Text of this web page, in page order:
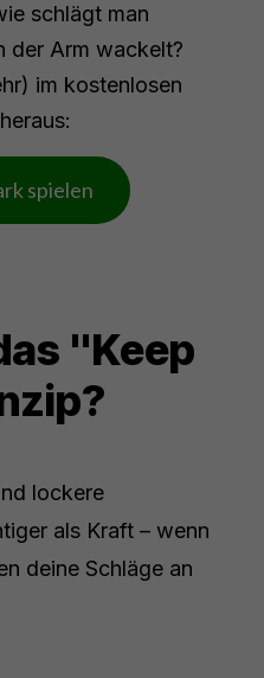
schlägt man
der Arm wackelt?
im kostenlosen
spielen
"Keep
lockere
als Kraft – wenn
deine Schläge an